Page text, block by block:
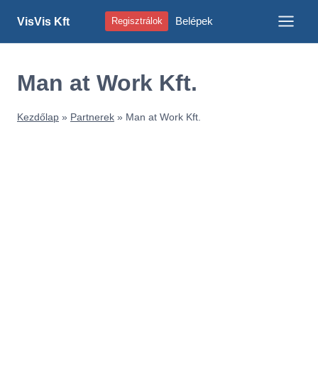
content
VisVis Kft Regisztrálok Belépek
Man at Work Kft.
Kezdőlap » Partnerek » Man at Work Kft.